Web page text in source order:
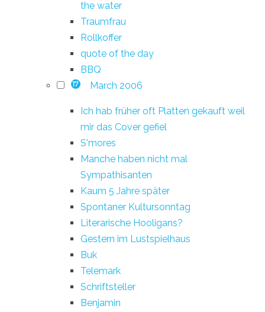
the water
Traumfrau
Rollkoffer
quote of the day
BBQ
17 March 2006
Ich hab früher oft Platten gekauft weil
mir das Cover gefiel
S'mores
Manche haben nicht mal
Sympathisanten
Kaum 5 Jahre später
Spontaner Kultursonntag
Literarische Hooligans?
Gestern im Lustspielhaus
Buk
Telemark
Schriftsteller
Benjamin